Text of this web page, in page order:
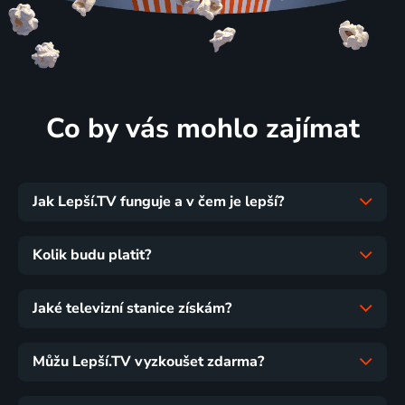
Co by vás mohlo zajímat
Jak Lepší.TV funguje a v čem je lepší?
Kolik budu platit?
Jaké televizní stanice získám?
Můžu Lepší.TV vyzkoušet zdarma?